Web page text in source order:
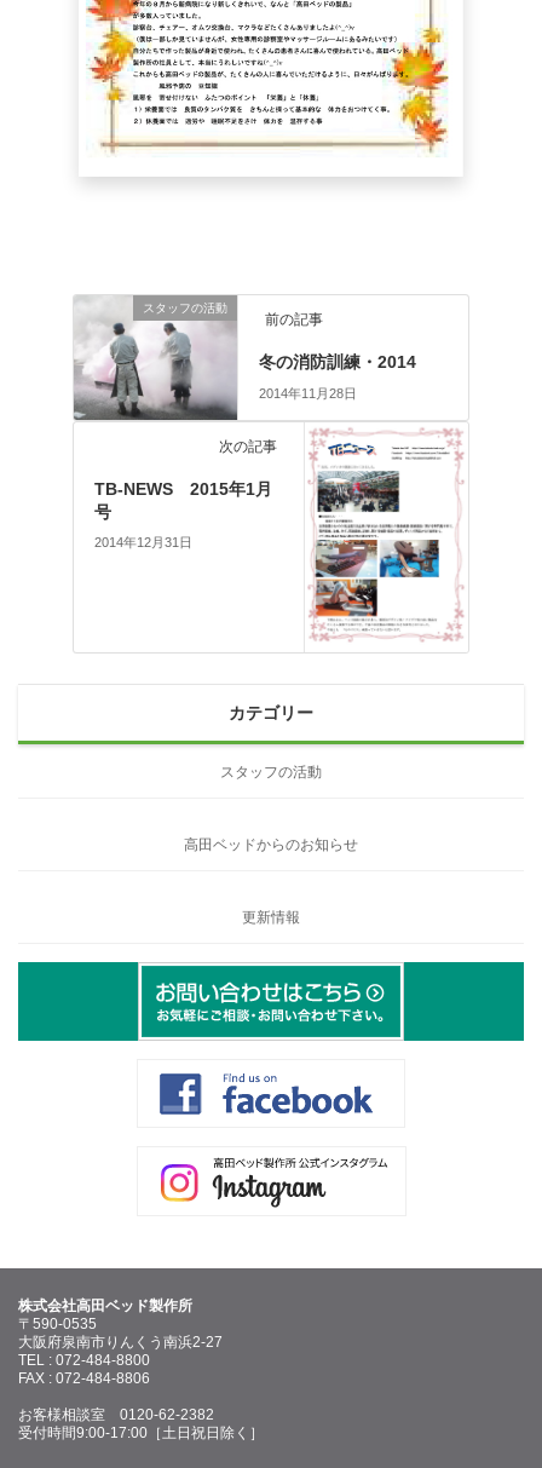
スタッフの活動
前の記事
冬の消防訓練・2014
2014年11月28日
次の記事
TB-NEWS 2015年1月
号
2014年12月31日
カテゴリー
スタッフの活動
高田ベッドからのお知らせ
更新情報
株式会社高田ベッド製作所
〒590-0535
大阪府泉南市りんくう南浜2-27
TEL : 072-484-8800
FAX : 072-484-8806
お客様相談室 0120-62-2382
受付時間9:00-17:00［土日祝日除く］